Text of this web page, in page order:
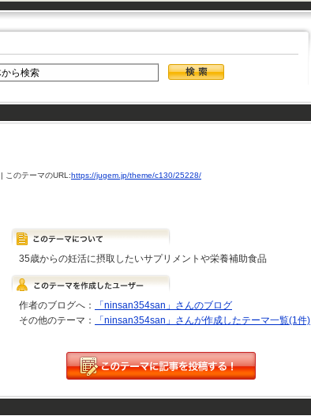
このテーマのURL:https://jugem.jp/theme/c130/25228/
35歳からの妊活に摂取したいサプリメントや栄養補助食品
作者のブログへ：
「ninsan354san」さんのブログ
その他のテーマ：
「ninsan354san」さんが作成したテーマ一覧(1件)